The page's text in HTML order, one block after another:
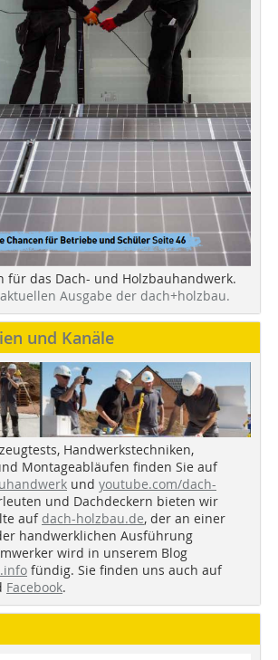
für das Dach- und Holzbauhandwerk.
Ausgabe der dach+holzbau.
und Kanäle
Handwerkstechniken,
Montageabläufen finden Sie auf
und youtube.com/dach-
und Dachdeckern bieten wir
auf dach-holzbau.de, der an einer
handwerklichen Ausführung
wird in unserem Blog
fündig. Sie finden uns auch auf
Facebook.